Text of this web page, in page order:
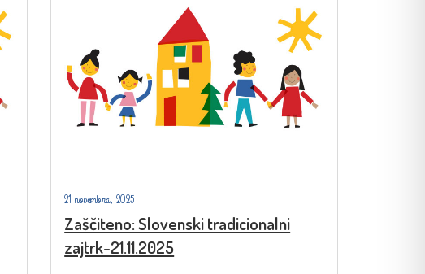
21 novembra, 2025
Zaščiteno: Slovenski tradicionalni
zajtrk-21.11.2025